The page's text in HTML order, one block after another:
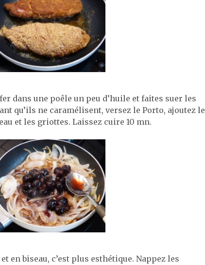
dans une poêle un peu d’huile et faites suer les
qu’ils ne caramélisent, versez le Porto, ajoutez le
et les griottes. Laissez cuire 10 mn.
en biseau, c’est plus esthétique. Nappez les